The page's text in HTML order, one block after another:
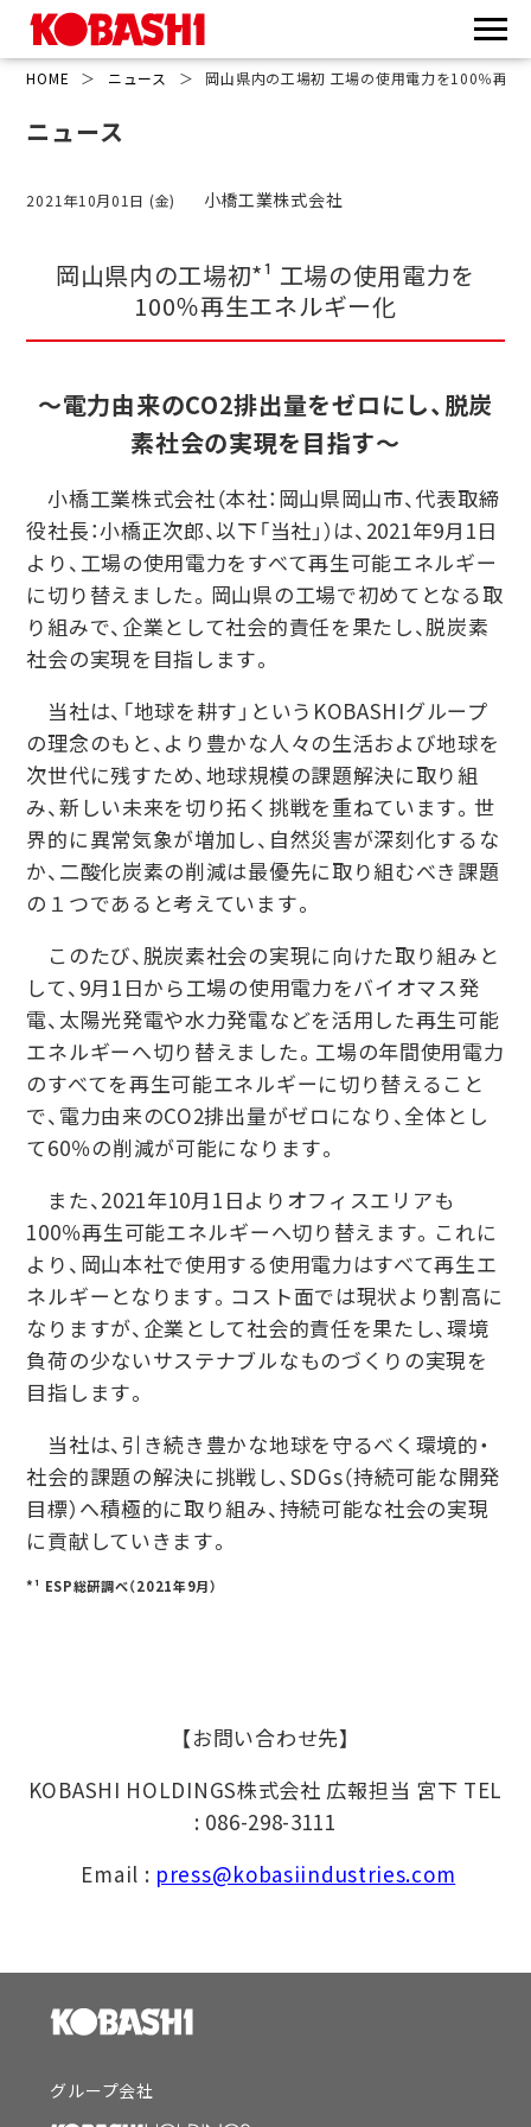
HOME ＞ ニュース ＞ 岡山県内の工場初 工場の使用電力を100％再生
ニュース
2021年10月01日 (金) 小橋工業株式会社
岡山県内の工場初*¹ 工場の使用電力を
100％再生エネルギー化
～電力由来のCO2排出量をゼロにし、脱炭
素社会の実現を目指す～
小橋工業株式会社（本社：岡山県岡山市、代表取締
役社長：小橋正次郎、以下「当社」）は、2021年9月1日
より、工場の使用電力をすべて再生可能エネルギー
に切り替えました。岡山県の工場で初めてとなる取
り組みで、企業として社会的責任を果たし、脱炭素
社会の実現を目指します。
当社は、「地球を耕す」というKOBASHIグループ
の理念のもと、より豊かな人々の生活および地球を
次世代に残すため、地球規模の課題解決に取り組
み、新しい未来を切り拓く挑戦を重ねています。世
界的に異常気象が増加し、自然災害が深刻化するな
か、二酸化炭素の削減は最優先に取り組むべき課題
の１つであると考えています。
このたび、脱炭素社会の実現に向けた取り組みと
して、9月1日から工場の使用電力をバイオマス発
電、太陽光発電や水力発電などを活用した再生可能
エネルギーへ切り替えました。工場の年間使用電力
のすべてを再生可能エネルギーに切り替えること
で、電力由来のCO2排出量がゼロになり、全体とし
て60％の削減が可能になります。
また、2021年10月1日よりオフィスエリアも
100％再生可能エネルギーへ切り替えます。これに
より、岡山本社で使用する使用電力はすべて再生エ
ネルギーとなります。コスト面では現状より割高に
なりますが、企業として社会的責任を果たし、環境
負荷の少ないサステナブルなものづくりの実現を
目指します。
当社は、引き続き豊かな地球を守るべく環境的・
社会的課題の解決に挑戦し、SDGs（持続可能な開発
目標）へ積極的に取り組み、持続可能な社会の実現
に貢献していきます。
*¹ ESP総研調べ（2021年9月）
【お問い合わせ先】
KOBASHI HOLDINGS株式会社 広報担当 宮下 TEL
: 086-298-3111
Email : press@kobasiindustries.com
グループ会社